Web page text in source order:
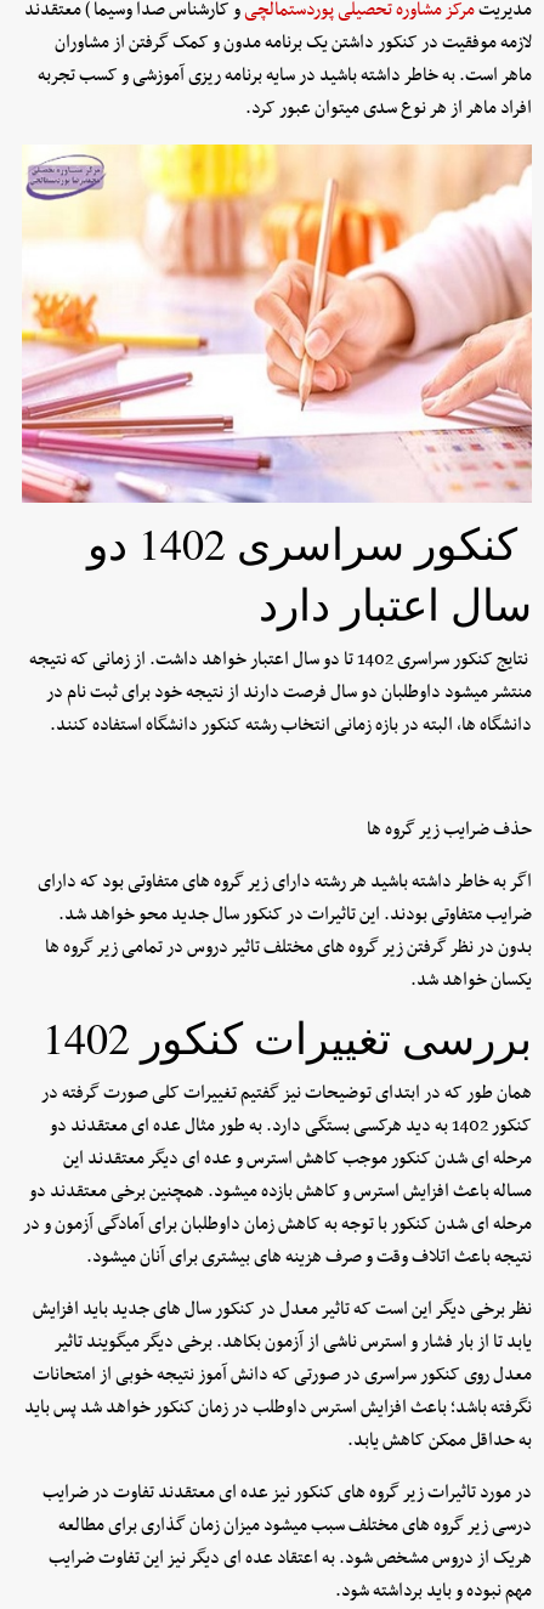
مدیریتمرکز مشاوره تحصیلی پوردستمالچیو کارشناس صدا وسیما ) معتقدند
لازمه موفقیت در کنکور داشتن یک برنامه مدون و کمک گرفتن از مشاوران
ماهر است. به خاطر داشته باشید در سایه برنامه ریزی آموزشی و کسب تجربه
افراد ماهر از هر نوع سدی میتوان عبور کرد.
کنکور سراسری 1402 دو
سال اعتبار دارد
نتایج کنکور سراسری 1402 تا دو سال اعتبار خواهد داشت. از زمانی که نتیجه
منتشر میشود داوطلبان دو سال فرصت دارند از نتیجه خود برای ثبت نام در
دانشگاه ها، البته در بازه زمانی انتخاب رشته کنکور دانشگاه استفاده کنند.
حذف ضرایب زیر گروه ها
اگر به خاطر داشته باشید هر رشته دارای زیر گروه های متفاوتی بود که دارای
ضرایب متفاوتی بودند. این تاثیرات در کنکور سال جدید محو خواهد شد.
بدون در نظر گرفتن زیر گروه های مختلف تاثیر دروس در تمامی زیر گروه ها
یکسان خواهد شد.
بررسی تغییرات کنکور 1402
همان طور که در ابتدای توضیحات نیز گفتیم تغییرات کلی صورت گرفته در
کنکور 1402 به دید هرکسی بستگی دارد. به طور مثال عده ای معتقدند دو
مرحله ای شدن کنکور موجب کاهش استرس و عده ای دیگر معتقدند این
مساله باعث افزایش استرس و کاهش بازده میشود. همچنین برخی معتقدند دو
مرحله ای شدن کنکور با توجه به کاهش زمان داوطلبان برای آمادگی آزمون و در
نتیجه باعث اتلاف وقت و صرف هزینه های بیشتری برای آنان میشود.
نظر برخی دیگر این است که تاثیر معدل در کنکور سال های جدید باید افزایش
یابد تا از بار فشار و استرس ناشی از آزمون بکاهد. برخی دیگر میگویند تاثیر
معدل روی کنکور سراسری در صورتی که دانش آموز نتیجه خوبی از امتحانات
نگرفته باشد؛ باعث افزایش استرس داوطلب در زمان کنکور خواهد شد پس باید
به حداقل ممکن کاهش یابد.
در مورد تاثیرات زیر گروه های کنکور نیز عده ای معتقدند تفاوت در ضرایب
درسی زیر گروه های مختلف سبب میشود میزان زمان گذاری برای مطالعه
هریک از دروس مشخص شود. به اعتقاد عده ای دیگر نیز این تفاوت ضرایب
مهم نبوده و باید برداشته شود.